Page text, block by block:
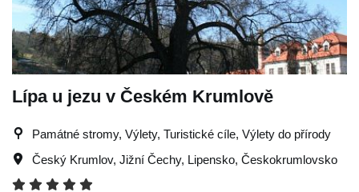
Lípa u jezu v Českém Krumlově
Památné stromy, Výlety, Turistické cíle, Výlety do přírody
Český Krumlov, Jižní Čechy, Lipensko, Českokrumlovsko